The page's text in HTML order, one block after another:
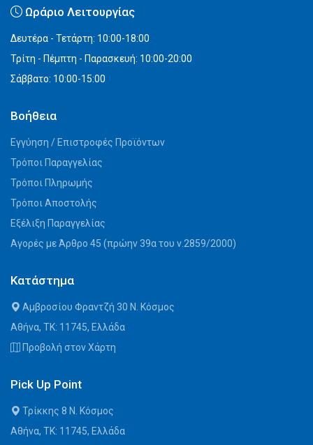
Ωράριο Λειτουργίας
Δευτέρα - Τετάρτη: 10:00-18:00
Τρίτη - Πέμπτη - Παρασκευή: 10:00-20:00
Σάββατο: 10:00-15:00
Βοήθεια
Εγγύηση / Επιστροφές Προϊόντων
Τρόποι Παραγγελίας
Τρόποι Πληρωμής
Τρόποι Αποστολής
Εξέλιξη Παραγγελίας
Αγορές με Άρθρο 45 (πρώην 39α του ν.2859/2000)
Κατάστημα
Αμβροσίου Φραντζή 30 Ν. Κόσμος
Αθήνα, ΤΚ: 11745, Ελλάδα
Προβολή στον Χάρτη
Pick Up Point
Τρίκκης 8 Ν. Κόσμος
Αθήνα, ΤΚ: 11745, Ελλάδα